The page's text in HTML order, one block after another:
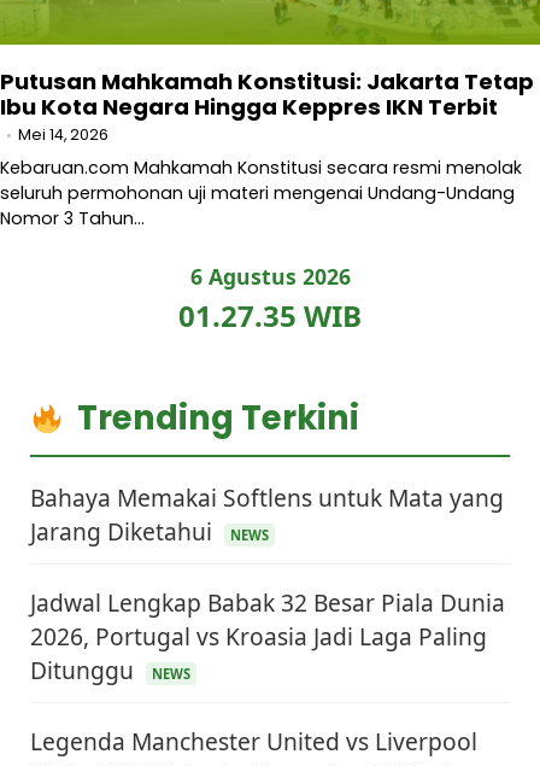
Putusan Mahkamah Konstitusi: Jakarta Tetap
Ibu Kota Negara Hingga Keppres IKN Terbit
Mei 14, 2026
Kebaruan.com Mahkamah Konstitusi secara resmi menolak
seluruh permohonan uji materi mengenai Undang-Undang
Nomor 3 Tahun…
6 Agustus 2026
01.27.36 WIB
Trending Terkini
Bahaya Memakai Softlens untuk Mata yang
Jarang Diketahui
NEWS
Jadwal Lengkap Babak 32 Besar Piala Dunia
2026, Portugal vs Kroasia Jadi Laga Paling
Ditunggu
NEWS
Legenda Manchester United vs Liverpool